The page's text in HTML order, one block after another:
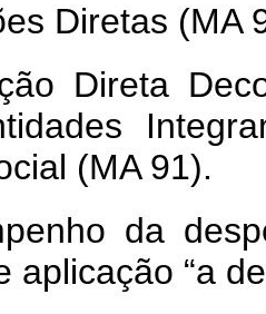
Diretas (MA
Direta
(MA 91).
da
aplicação “a